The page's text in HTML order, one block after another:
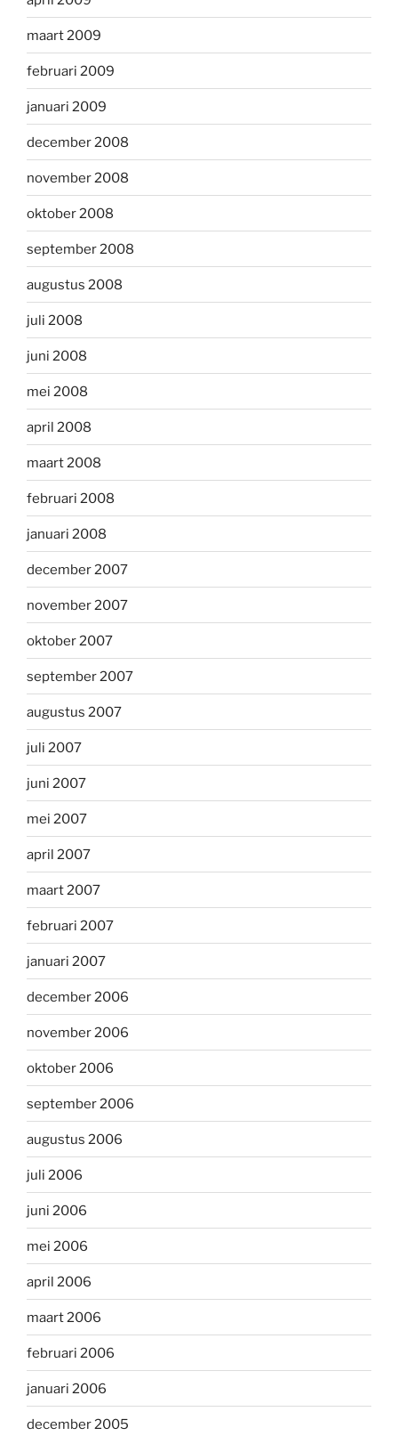
maart 2009
februari 2009
januari 2009
december 2008
november 2008
oktober 2008
september 2008
augustus 2008
juli 2008
juni 2008
mei 2008
april 2008
maart 2008
februari 2008
januari 2008
december 2007
november 2007
oktober 2007
september 2007
augustus 2007
juli 2007
juni 2007
mei 2007
april 2007
maart 2007
februari 2007
januari 2007
december 2006
november 2006
oktober 2006
september 2006
augustus 2006
juli 2006
juni 2006
mei 2006
april 2006
maart 2006
februari 2006
januari 2006
december 2005